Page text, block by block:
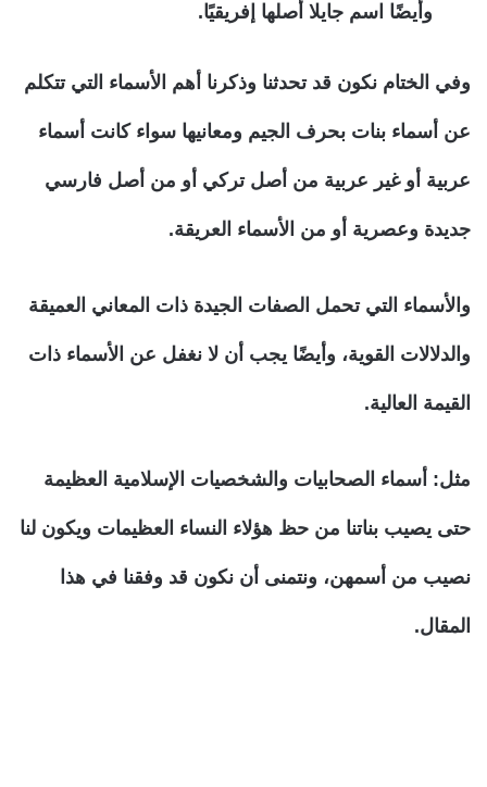
وأيضًا اسم جايلا أصلها إفريقيًا.
وفي الختام نكون قد تحدثنا وذكرنا أهم الأسماء التي تتكلم
عن أسماء بنات بحرف الجيم ومعانيها سواء كانت أسماء
عربية أو غير عربية من أصل تركي أو من أصل فارسي
جديدة وعصرية أو من الأسماء العريقة.
والأسماء التي تحمل الصفات الجيدة ذات المعاني العميقة
والدلالات القوية، وأيضًا يجب أن لا نغفل عن الأسماء ذات
القيمة العالية.
مثل: أسماء الصحابيات والشخصيات الإسلامية العظيمة
حتى يصيب بناتنا من حظ هؤلاء النساء العظيمات ويكون لنا
نصيب من أسمهن، ونتمنى أن نكون قد وفقنا في هذا
المقال.